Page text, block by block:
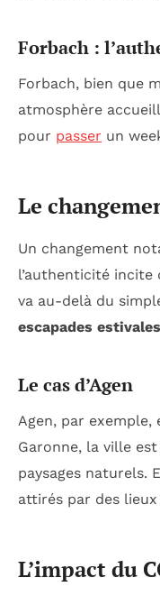
Forbach :
Forbach, bien que
atmosphère
pour passer un
Le
Un changement
l’authenticité incite
va au-delà du
escapades estivales
Le cas d’Agen
Agen, par
Garonne, la ville
paysages naturels.
attirés par des
L’impact du